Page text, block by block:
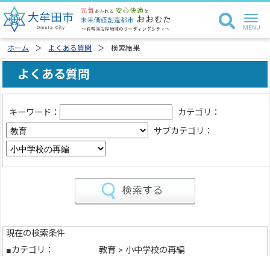
ホーム よくある質問 検索結果
よくある質問
キーワード：
カテゴリ：
サブカテゴリ：
現在の検索条件
■カテゴリ：
教育 > 小中学校の再編